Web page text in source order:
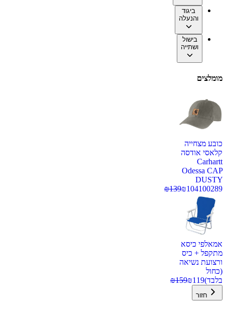
ביגוד
והנעלה
בישול
ושתייה
מומלצים
כובע מצחייה
קלאסי אודסה
Carhartt
Odessa CAP
DUSTY
100289
₪104
₪139
אמאלפי כיסא
מתקפל + כיס
ורצועת נשיאה
(כחול
בלבד)
₪119
₪159
חזור